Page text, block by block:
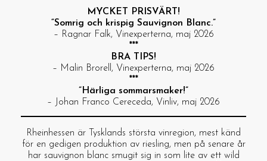
MYCKET PRISVÄRT!
“Somrig och krispig Sauvignon Blanc.”
– Ragnar Falk, Vinexperterna, maj 2026
***
BRA TIPS!
– Malin Brorell, Vinexperterna, maj 2026
***
”Härliga sommarsmaker!”
– Johan Franco Cereceda, Vinliv, maj 2026
Rheinhessen är Tysklands största vinregion, mest känd
för en gedigen produktion av riesling, men på senare år
har sauvignon blanc smugit sig in som lite av ett wild